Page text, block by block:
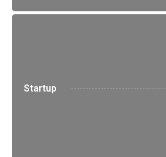
Startup